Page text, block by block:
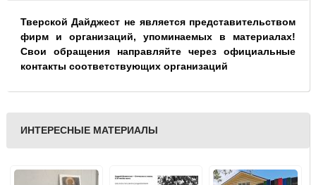
Тверской Дайджест не является представительством
фирм и организаций, упоминаемых в материалах!
Свои обращения направляйте через официальные
контакты соответствующих организаций
ИНТЕРЕСНЫЕ МАТЕРИАЛЫ